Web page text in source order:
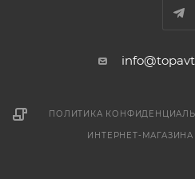
ПОЛИТИКА
ИНТЕРНЕТ-